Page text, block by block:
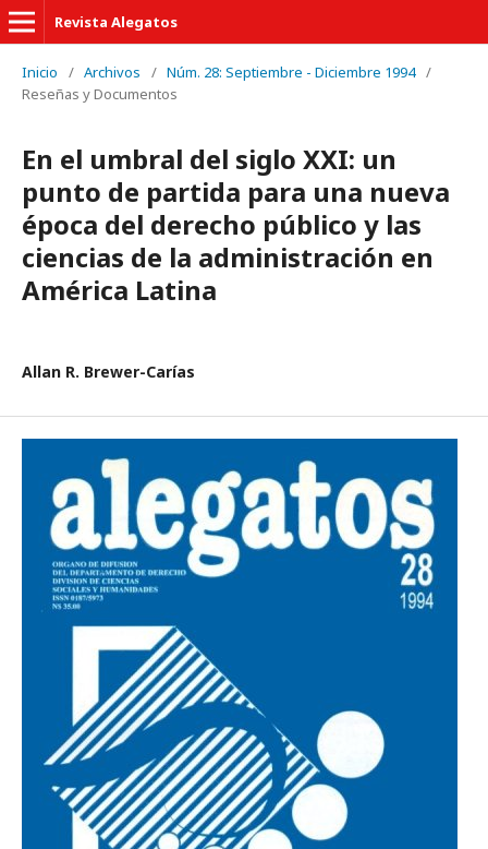
Revista Alegatos
Inicio / Archivos / Núm. 28: Septiembre - Diciembre 1994 /
Reseñas y Documentos
En el umbral del siglo XXI: un
punto de partida para una nueva
época del derecho público y las
ciencias de la administración en
América Latina
Allan R. Brewer-Carías